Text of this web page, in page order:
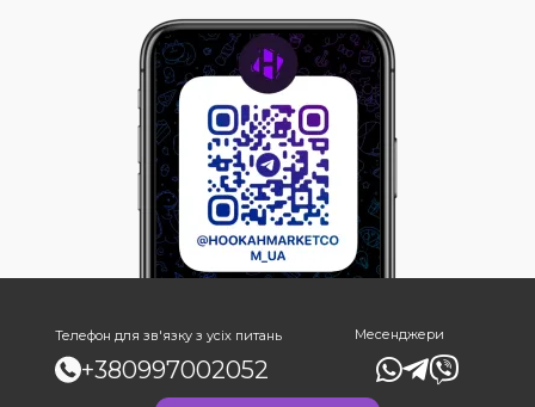
Телефон для зв'язку з усіх питань
+380997002052
Месенджери